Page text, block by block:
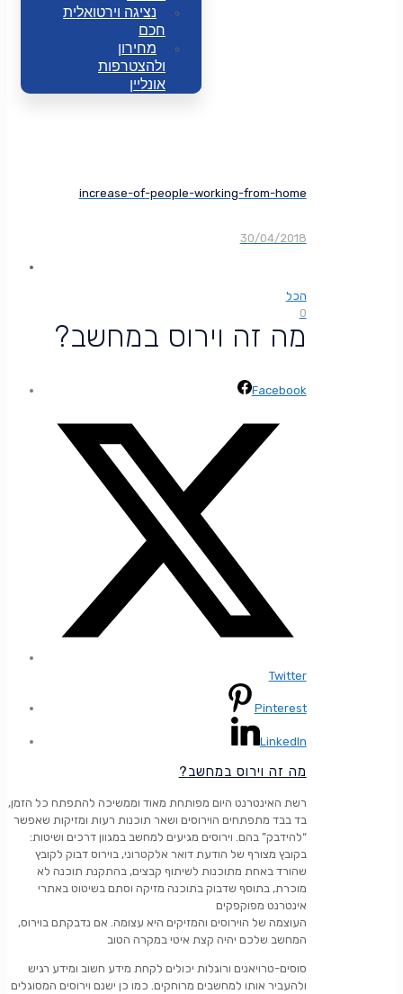
נציגה וירטואלית
חכם
מחירון
ולהצטרפות
אונליין
increase-of-people-working-from-home
30/04/2018
הכל
0
?מה זה וירוס במחשב
Facebook
Twitter
Pinterest
LinkedIn
?מה זה וירוס במחשב
רשת האינטרנט היום מפותחת מאוד וממשיכה להתפתח כל הזמן,
בד בבד מתפתחים הוירוסים ושאר תוכנות רעות ומזיקות שאפשר
“להידבק” בהם. וירוסים מגיעים למחשב במגוון דרכים ושיטות:
בקובץ מצורף של הודעת דואר אלקטרוני, בוירוס דבוק לקובץ
שהורד באחת מתוכנות לשיתוף קבצים, בהתקנת תוכנה לא
מוכרת, בתוסף שדבוק בתוכנה מזיקה וסתם בשיטוט באתרי
אינטרנט מפוקפקים
העוצמה של הוירוסים והמזיקים היא עצומה. אם נדבקתם בוירוס,
המחשב שלכם יהיה קצת איטי במקרה הטוב
סוסים-טרויאנים ורוגלות יכולים לקחת מידע חשוב ומידע רגיש
ולהעביר אותו למחשבים מרוחקים. כמו כן ישנם וירוסים המסוגלים